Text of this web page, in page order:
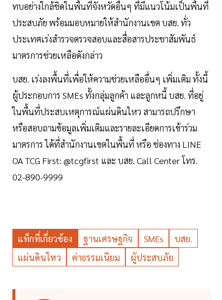
ทบอย่างใกล้ชิดในพื้นที่จังหวัดอื่นๆ ที่มีแนวโน้มเป็นพื้นที่
ประสบภัย พร้อมมอบหมายให้สำนักงานเขต บสย. ทั่ว
ประเทศเร่งสำรวจตรวจสอบและสื่อสารประชาสัมพันธ์
มาตรการช่วยเหลือดังกล่าว
บสย. เร่งลงพื้นที่เพื่อให้ความช่วยเหลืออื่นๆ เพิ่มเติม ทั้งนี้
ผู้ประกอบการ SMEs ทั้งกลุ่มลูกค้า และลูกหนี้ บสย. ที่อยู่
ในพื้นที่ประสบเหตุการณ์แผ่นดินไหว สามารถปรึกษา
หรือสอบถามข้อมูลเพิ่มเติมและรายละเอียดการเข้าร่วม
มาตรการ ได้ที่สำนักงานเขตในพื้นที่ หรือ ช่องทาง LINE
OA TCG First: @tcgfirst และ บสย. Call Center โทร.
02-890-9999
แท็กที่เกี่ยวข้อง ฐานเศรษฐกิจ SMEs
บสย.
แผ่นดินไหว
ค่าธรรมเนียม ผู้ประสบภัย